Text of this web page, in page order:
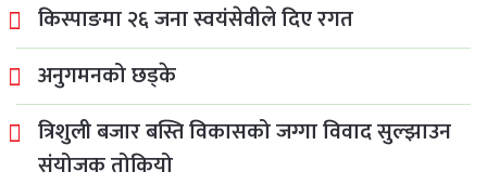
किस्पाङमा २६ जना स्वयंसेवीले दिए रगत
अनुगमनको छड्के
त्रिशुली बजार बस्ति विकासको जग्गा विवाद सुल्झाउन
संयोजक तोकियो